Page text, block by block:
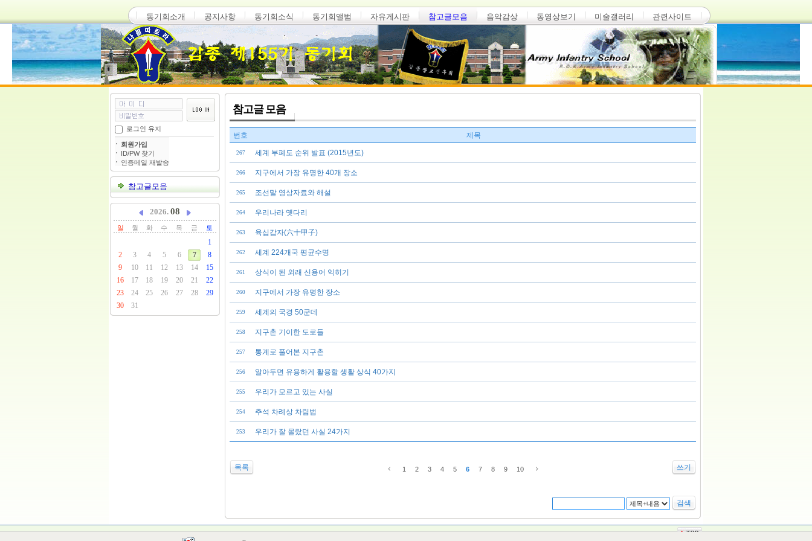
동기회소개 공지사항 동기회소식 동기회앨범 자유게시판 참고글모음 음악감상 동영상보기 미술갤러리 관련사이트
로그인 유지
회원가입
ID/PW 찾기
인증메일 재발송
참고글모음
2026. 08
일 월 화 수 목 금 토
1
2
3 4 5 6 7
8
9
10 11 12 13 14
15
16
17 18 19 20 21
22
23
24 25 26 27 28
29
30
31
참고글 모음
번호 제목
267 세계 부폐도 순위 발표 (2015년도)
266 지구에서 가장 유명한 40개 장소
265 조선말 영상자료와 해설
264 우리나라 옛다리
263 육십갑자(六十甲子)
262 세계 224개국 평균수명
261 상식이 된 외래 신용어 익히기
260 지구에서 가장 유명한 장소
259 세계의 국경 50군데
258 지구촌 기이한 도로들
257 통계로 풀어본 지구촌
256 알아두면 유용하게 활용할 생활 상식 40가지
255 우리가 모르고 있는 사실
254 추석 차례상 차림법
253 우리가 잘 몰랐던 사실 24가지
목록 쓰기
1 2 3 4 5 6 7 8 9 10
검색